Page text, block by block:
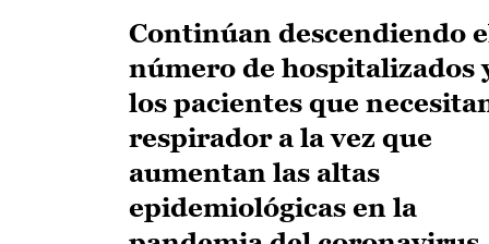
Continúan descendiendo
número de hospitalizados
los pacientes que
respirador a la vez que
aumentan las altas
epidemiológicas en la